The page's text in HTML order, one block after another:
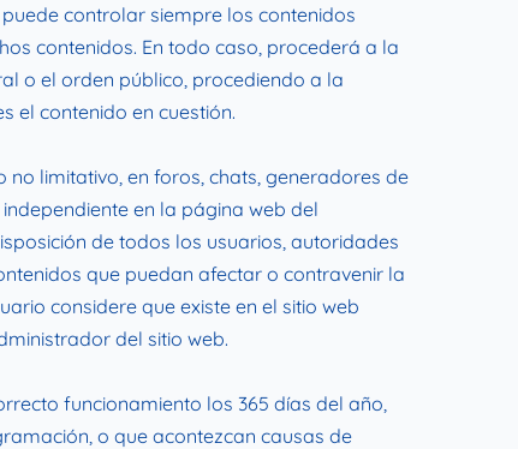
controlar siempre los contenidos
contenidos. En todo caso, procederá a la
o el orden público, procediendo a la
el contenido en cuestión.
no limitativo, en foros, chats, generadores de
en la página web del
de todos los usuarios, autoridades
que puedan afectar o contravenir la
considere que existe en el sitio web
del sitio web.
funcionamiento los 365 días del año,
o que acontezcan causas de